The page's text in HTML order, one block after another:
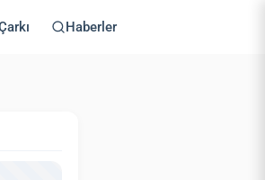
Haberler